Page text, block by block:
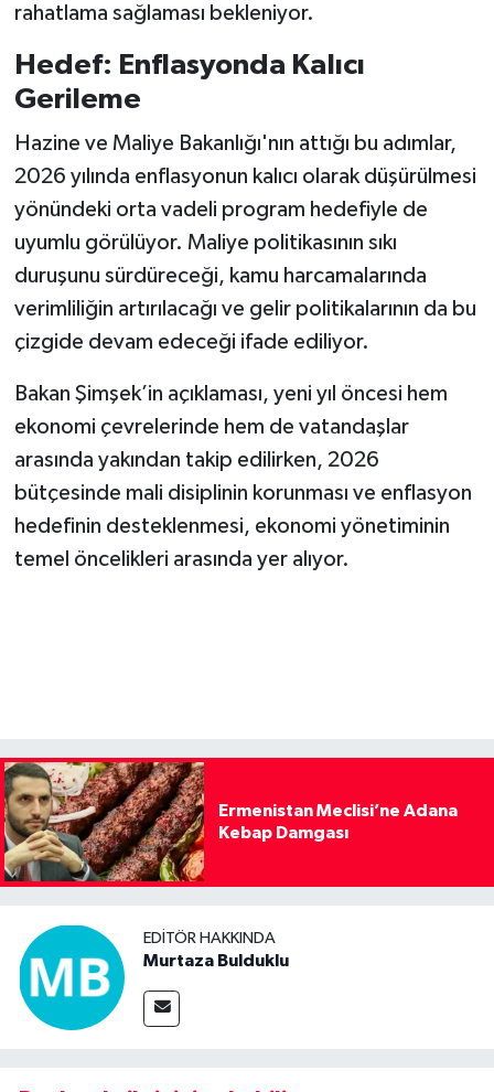
rahatlama sağlaması bekleniyor.
Hedef: Enflasyonda Kalıcı
Gerileme
Hazine ve Maliye Bakanlığı'nın attığı bu adımlar,
2026 yılında enflasyonun kalıcı olarak düşürülmesi
yönündeki orta vadeli program hedefiyle de
uyumlu görülüyor. Maliye politikasının sıkı
duruşunu sürdüreceği, kamu harcamalarında
verimliliğin artırılacağı ve gelir politikalarının da bu
çizgide devam edeceği ifade ediliyor.
Bakan Şimşek’in açıklaması, yeni yıl öncesi hem
ekonomi çevrelerinde hem de vatandaşlar
arasında yakından takip edilirken, 2026
bütçesinde mali disiplinin korunması ve enflasyon
hedefinin desteklenmesi, ekonomi yönetiminin
temel öncelikleri arasında yer alıyor.
Ermenistan Meclisi’ne Adana
Kebap Damgası
EDITÖR HAKKINDA
Murtaza Bulduklu